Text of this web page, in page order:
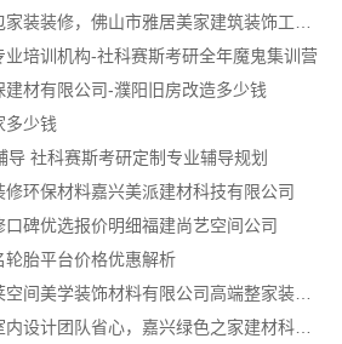
业培训机构-社科赛斯考研全年魔鬼集训营
建材有限公司-濮阳旧房改造多少钱
多少钱
导 社科赛斯考研定制专业辅导规划
修环保材料嘉兴美派建材科技有限公司
口碑优选报价明细福建尚艺空间公司
轮胎平台价格优惠解析
湖北百年米莱空间美学装饰材料有限公司高端整家装修老房翻新
本地化专业室内设计团队省心，嘉兴绿色之家建材科技有限公司全程托管